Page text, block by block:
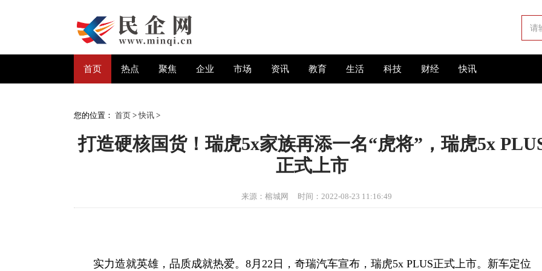
首页 热点 聚焦 企业 市场 资讯 教育 生活 科技 财经 快讯
您的位置： 首页 >快讯 >
打造硬核国货！瑞虎5x家族再添一名“虎将”，瑞虎5x
正式上市
来源：榕城网 时间：2022-08-23 11:16:49
实力造就英雄，品质成就热爱。8月22日，奇瑞汽车宣布，瑞虎5x PLUS正式上市。新车定位